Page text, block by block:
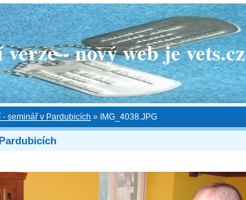
- nový web je vets.cz
- seminář v Pardubicích » IMG_4038.JPG